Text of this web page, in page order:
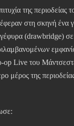
της περιοδείας
στη σκηνή ένα
γέφυρα (drawbridge)
op Live του
μέρος της